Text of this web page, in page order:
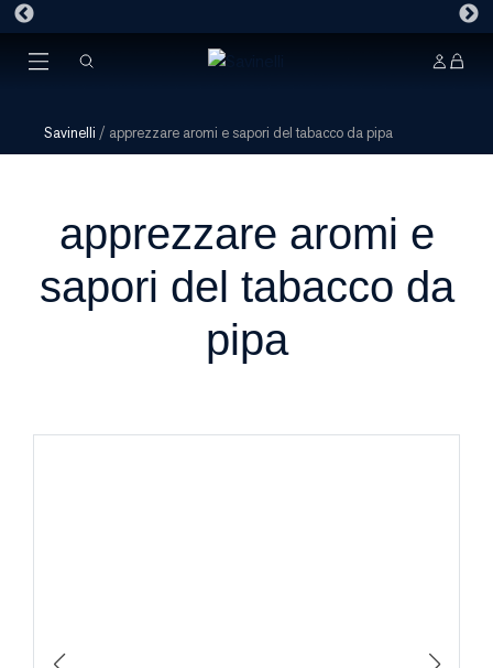
Savinelli / apprezzare aromi e sapori del tabacco da pipa
apprezzare aromi e
sapori del tabacco da
pipa